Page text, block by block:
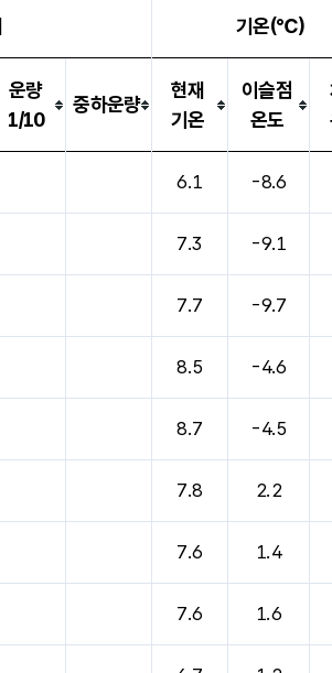
기온(℃)
운량
1/10
중하운량
현재
기온
이슬점
온도
6.1 -8.6
7.3 -9.1
7.7 -9.7
8.5 -4.6
8.7 -4.5
7.8 2.2
7.6 1.4
7.6 1.6